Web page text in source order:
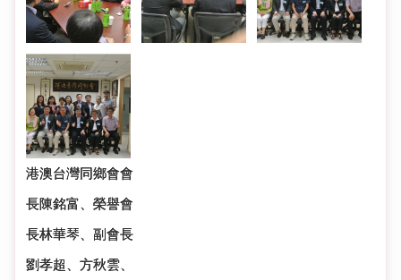
港澳台灣同鄉會會
長陳銘富、榮譽會
長林華琴、副會長
劉孝超、方秋雲、